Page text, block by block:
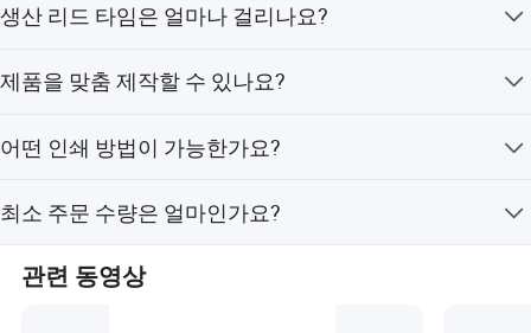
포장 및 배송
동의하시면, 프로포르마 인보이스를 통해 샘플 결제를 진
다. 4) 완성된 제품 사진과 포장 상태를 보내드린 후, 잔금
결제 시 배송을 진행합니다.
생산 리드 타임은 얼마나 걸리나요?
제품을 맞춤 제작할 수 있나요?
춤 제작해 드릴 수 있습니다.
어떤 인쇄 방법이 가능한가요?
를 제공합니다.
최소 주문 수량은 얼마인가요?
관련 동영상